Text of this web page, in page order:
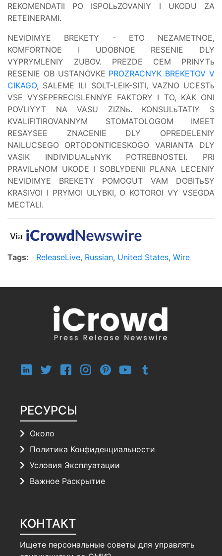
REKOMENDATII PO ISPOLьZOVANIY I UKODU ZA
RETEINERAMI.
NEVIDIMYE BREKETY - ETO NEZAMETNOE,
KOMFORTNOE I UDOBNOE RESENIE DLY
VYPRYMLENIY ZUBOV. PREZDE CEM PRINYTь
RESENIE OB USTANOVKE PROZRACNYK BREKETOV V
CIKAGO, SALEME ILI SOLT-LEIK-SITI, VAZNO UCESTь
VSE VYSEPERECISLENNYE FAKTORY I TO, KAK ONI
POVLIYYT NA VASU ZIZNь. KONSULьTATIY S
KVALIFITIROVANNYM STOMATOLOGOM IMEET
RESAYSEE ZNACENIE DLY OPREDELENIY
NAILUCSEGO ORTODONTICESKOGO VARIANTA DLY
VASIK INDIVIDUALьNYK POTREBNOSTEI. PRI
PRAVILьNOM UKODE I SOBLYDENII PLANA LECENIY
NEVIDIMYE BREKETY POMOGUT VAM DOBITьSY
KRASIVOI I PRYMOI ULYBKI, O KOTOROI VY VSEGDA
MECTALI.
Tags: ReleaseLive, Russian, United States, Wire
РЕСУРСЫ
Около
Политика Конфиденциальности
Условия Эксплуатации
Важное Раскрытие
КОНТАКТ
Ищете персональные советы для управлять